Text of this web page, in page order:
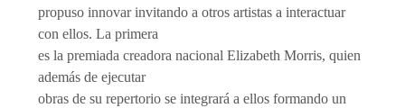
propuso innovar invitando a otros artistas a interactuar
con ellos. La primera
es la premiada creadora nacional Elizabeth Morris, quien
además de ejecutar
obras de su repertorio se integrará a ellos formando un